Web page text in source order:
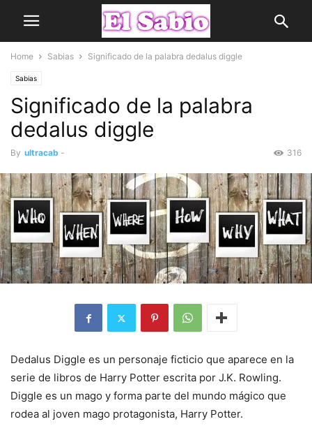
Home Sabias Significado de la palabra dedalus diggle
Sabias
Significado de la palabra
dedalus diggle
By ultracab - 316
Dedalus Diggle es un personaje ficticio que aparece en la
serie de libros de Harry Potter escrita por J.K. Rowling.
Diggle es un mago y forma parte del mundo mágico que
rodea al joven mago protagonista, Harry Potter.